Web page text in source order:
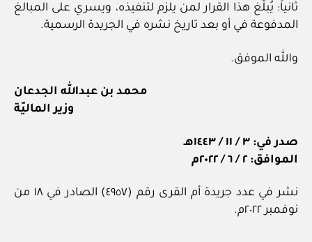
ثانياً: يُبلَّغ هذا القرار لمن يلزم لتنفيذه، ويسري على المبالغ
المدفوعة في أو بعد تاريخ نشره في الجريدة الرسمية.
والله الموفق.
محمد بن عبدالله الجدعان
وزير الماليّة
صدر في: ٣ / ١١ / ١٤٤٣هـ
الموافق: ٢ / ٦ / ٢٠٢٢م
نشر في عدد جريدة أم القرى رقم (٤٩٥٧) الصادر في ١٨ من
نوفمبر ٢٠٢٢م.